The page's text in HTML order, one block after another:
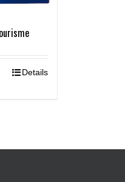
Details